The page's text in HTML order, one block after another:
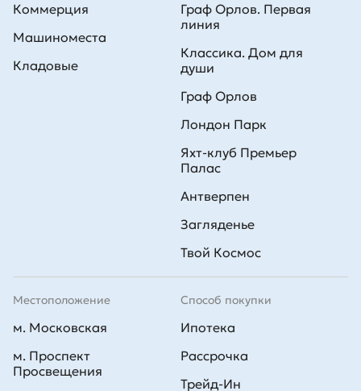
Коммерция
Машиноместа
Кладовые
Способ покупки
Ипотека
Рассрочка
Трейд-Ин
Граф Орлов. Первая
линия
Классика. Дом для
души
Граф Орлов
Лондон Парк
Яхт-клуб Премьер
Палас
Антверпен
Загляденье
Твой Космос
Местоположение
м. Московская
м. Проспект
Просвещения